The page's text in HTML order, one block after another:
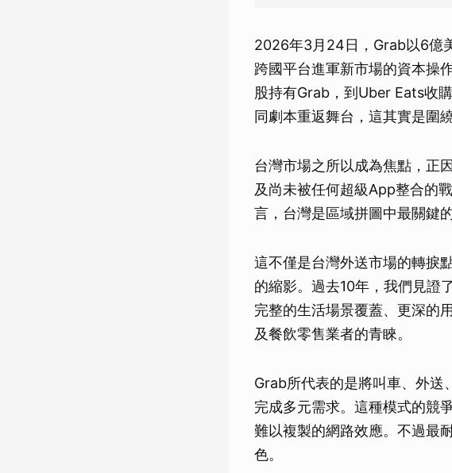
2026年3月24日，Grab以6億
跨國平台進軍新市場的資本操
股持有Grab，到Uber Eats收
同劇本重返舞台，這其實是圍
台灣市場之所以成為焦點，正
及尚未被任何超級App整合的
言，台灣是區域拼圖中最關鍵
這不僅是台灣外送市場的轉捩
的縮影。過去10年，我們見證
完整的生活場景覆蓋、更深的
及餐飲零售業者的青睞。
Grab所代表的是將叫車、外送
完成多元需求。這種模式的競
難以複製的網路效應。不過最
色。